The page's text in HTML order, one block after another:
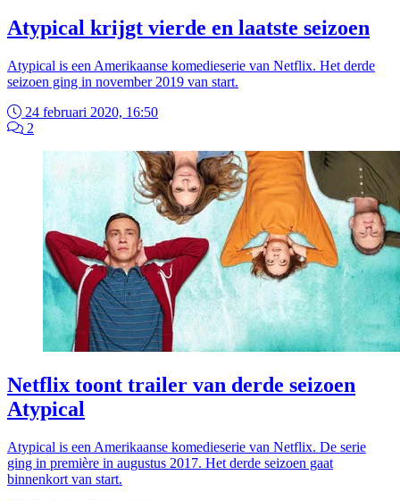
Atypical krijgt vierde en laatste seizoen
Atypical is een Amerikaanse komedieserie van Netflix. Het derde
seizoen ging in november 2019 van start.
24 februari 2020, 16:50
2
Netflix toont trailer van derde seizoen
Atypical
Atypical is een Amerikaanse komedieserie van Netflix. De serie
ging in première in augustus 2017. Het derde seizoen gaat
binnenkort van start.